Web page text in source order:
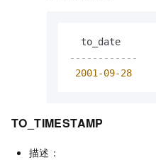
------------
2001 -09-28
TO_TIMESTAMP
描述：